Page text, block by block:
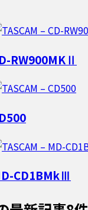
RW900MKⅡ
CD1BMkⅢ